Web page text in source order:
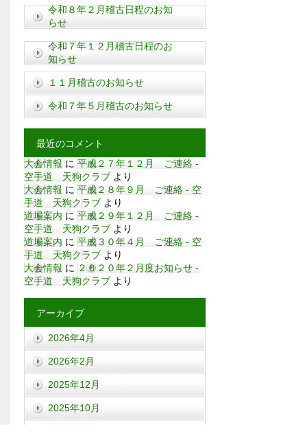
令和８年２月稽古日程のお知
らせ
令和７年１２月稽古日程のお
知らせ
１１月稽古のお知らせ
令和７年５月稽古のお知らせ
最近のコメント
大会情報 に 平成２７年１２月 ご連絡 -
空手道 天狗クラブ より
大会情報 に 平成２８年９月 ご連絡 - 空
手道 天狗クラブ より
道場案内 に 平成２９年１２月 ご連絡 -
空手道 天狗クラブ より
道場案内 に 平成３０年４月 ご連絡 - 空
手道 天狗クラブ より
大会情報 に ２０２０年２月度お知らせ -
空手道 天狗クラブ より
アーカイブ
2026年4月
2026年2月
2025年12月
2025年10月